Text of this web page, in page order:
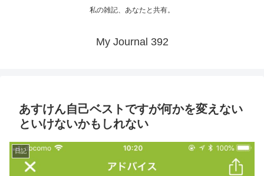
私の雑記、あなたと共有。
My Journal 392
あすけん自己ベストですが何かを変えない
といけないかもしれない
日記